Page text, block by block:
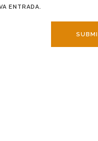
ENTRADA.